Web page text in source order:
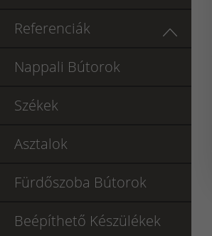
Referenciák
Nappali Bútorok
Székek
Asztalok
Fürdőszoba Bútorok
Beépíthető Készülékek